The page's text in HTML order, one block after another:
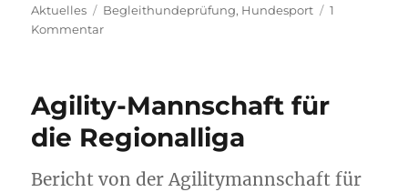
am
Aktuelles
Schlagwörter
Begleithundeprüfung, Hundesport
1
Kommentarzu
Agility-Mannschaft für
die Regionalliga
Bericht von der Agilitymannschaft für